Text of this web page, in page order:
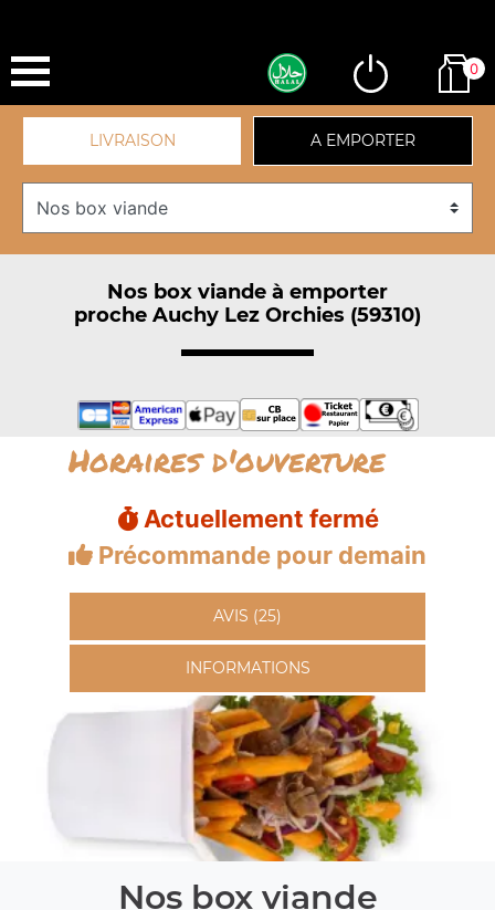
0
LIVRAISON A EMPORTER
Nos box viande à emporter
proche Auchy Lez Orchies (59310)
Horaires d'ouverture
Actuellement fermé
Précommande pour demain
AVIS (25)
INFORMATIONS
Nos box viande